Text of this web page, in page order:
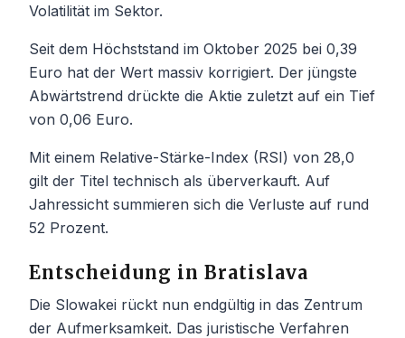
Volatilität im Sektor.
Seit dem Höchststand im Oktober 2025 bei 0,39
Euro hat der Wert massiv korrigiert. Der jüngste
Abwärtstrend drückte die Aktie zuletzt auf ein Tief
von 0,06 Euro.
Mit einem Relative-Stärke-Index (RSI) von 28,0
gilt der Titel technisch als überverkauft. Auf
Jahressicht summieren sich die Verluste auf rund
52 Prozent.
Entscheidung in Bratislava
Die Slowakei rückt nun endgültig in das Zentrum
der Aufmerksamkeit. Das juristische Verfahren